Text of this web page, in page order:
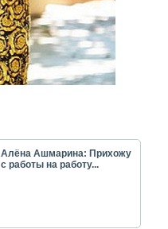
Алёна Ашмарина: Прихожу
с работы на работу...